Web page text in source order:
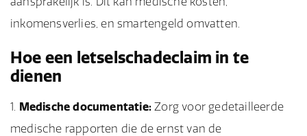
inkomensverlies, en smartengeld omvatten.
Hoe een letselschadeclaim in te
dienen
Medische documentatie: Zorg voor gedetailleerde
medische rapporten die de ernst van de